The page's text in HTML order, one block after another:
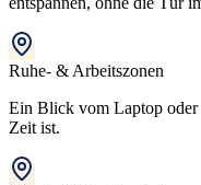
Ruhe- & Arbeitszonen
Ein Blick vom Laptop oder
Zeit ist.